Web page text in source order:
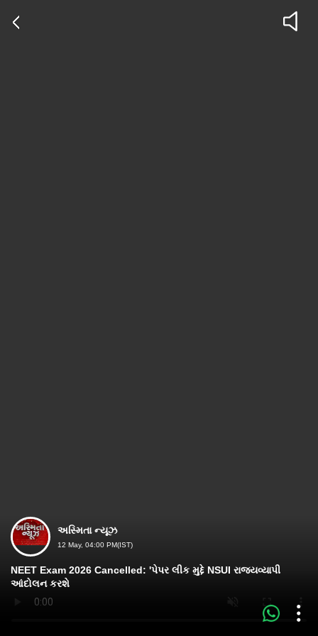
અસ્મિતા ન્યૂઝ
12 May, 04:00 PM(IST)
NEET Exam 2026 Cancelled: 'પેપર લીક મુદ્દે NSUI રાજ્યવ્યાપી
આંદોલન કરશે